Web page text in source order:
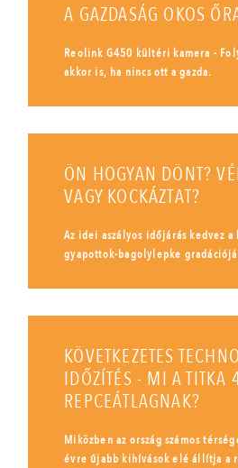
A GAZDASÁG OKOS
Reolink G450 kültéri kamera -
akkor is, ha nincs ott a gazda.
ÖN HOGYAN DÖNT?
VAGY KOCKÁZTAT?
Az idei aszályos időjárás kedvez
gyapottok-bagolylepke
KÖVETKEZETES
IDŐZÍTÉS - MI A TITKA
REPCEÁTLAGNAK?
Miközben az ország számos
évre újabb kihívások elé állítja a